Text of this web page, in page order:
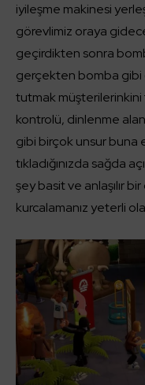
iyileşme makinesi
görevlimiz oraya
geçirdikten sonra
gerçekten bomba gibi
tutmak
kontrolü, dinlenme
gibi birçok unsur
tıkladığınızda sağda
şey basit ve anlaşılır bir
kurcalamanız yeterli